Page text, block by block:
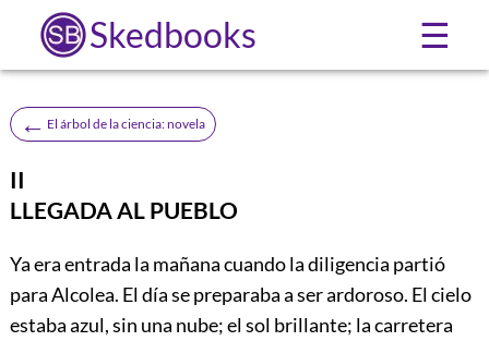
Skedbooks ☰
← El árbol de la ciencia: novela
II
LLEGADA AL PUEBLO
Yaera entrada la mañana cuando la diligencia partió
para Alcolea. El día se preparaba a ser ardoroso. El cielo
estaba azul, sin una nube; el sol brillante; la carretera